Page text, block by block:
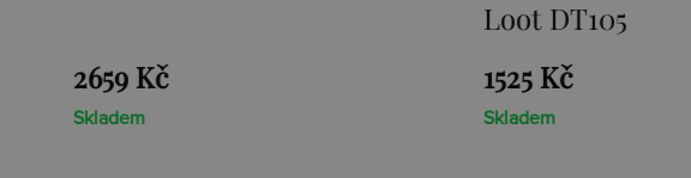
1525 Kč
Skladem
1467 Kč
Skladem